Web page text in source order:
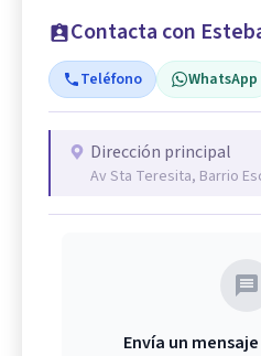
Contacta con
Teléfono WhatsApp
Dirección principal
Av Sta Teresita, Barrio
Envía un